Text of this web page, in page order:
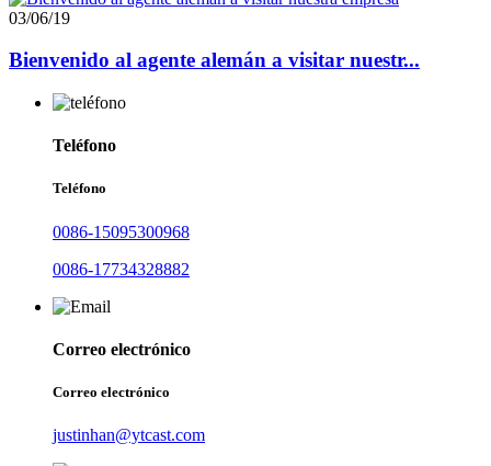
03/06/19
Bienvenido al agente alemán a visitar nuestr...
Teléfono
Teléfono
0086-15095300968
0086-17734328882
Correo electrónico
Correo electrónico
justinhan@ytcast.com